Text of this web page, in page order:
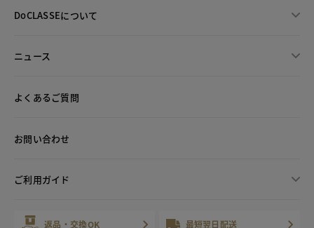
DoCLASSEについて
ニュース
よくあるご質問
お問い合わせ
ご利用ガイド
返品・交換OK 最短翌日配送